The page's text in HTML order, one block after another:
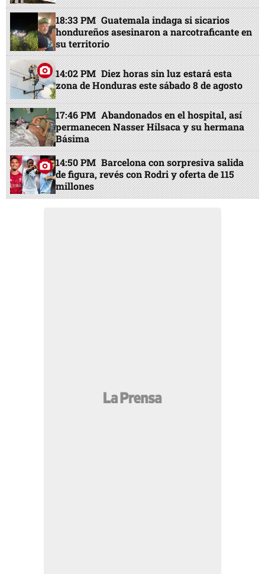
18:33 PM Guatemala indaga si sicarios
hondureños asesinaron a narcotraficante en
su territorio
14:02 PM Diez horas sin luz estará esta
zona de Honduras este sábado 8 de agosto
17:46 PM Abandonados en el hospital, así
permanecen Nasser Hilsaca y su hermana
Básima
14:50 PM Barcelona con sorpresiva salida
de figura, revés con Rodri y oferta de 115
millones